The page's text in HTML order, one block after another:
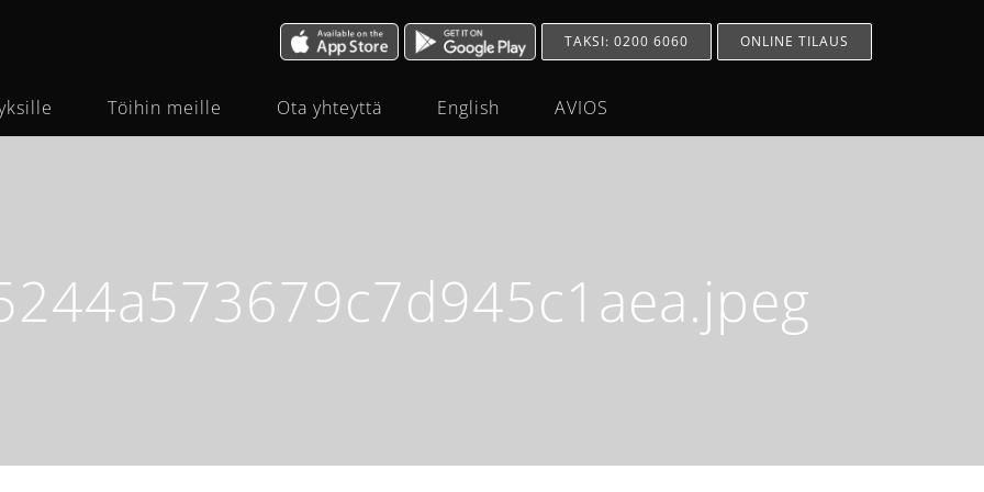
TAKSI: 0200 6060 ONLINE TILAUS
Töihin meille Ota yhteyttä English AVIOS